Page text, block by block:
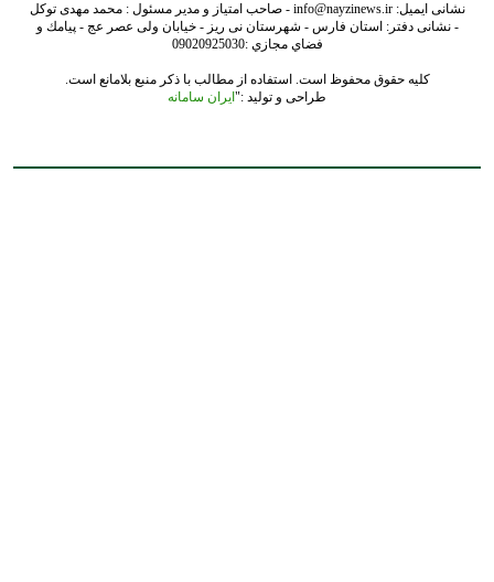
نشانی ایمیل: info@nayzinews.ir - صاحب امتیاز و مدیر مسئول : محمد مهدی توکل
- نشانی دفتر: استان فارس - شهرستان نی ریز - خیابان ولی عصر عج - پيامك و
فضاي مجازي :09020925030
کلیه حقوق محفوظ است. استفاده از مطالب با ذکر منبع بلامانع است.
طراحی و تولید :" ایران سامانه